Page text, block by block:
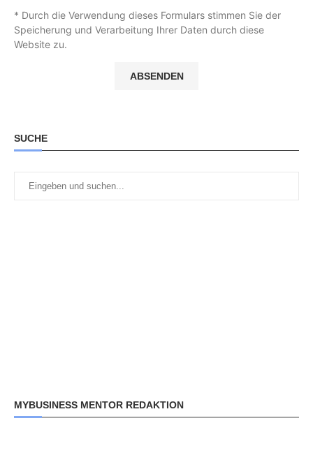
* Durch die Verwendung dieses Formulars stimmen Sie der
Speicherung und Verarbeitung Ihrer Daten durch diese
Website zu.
SUCHE
MYBUSINESS MENTOR REDAKTION